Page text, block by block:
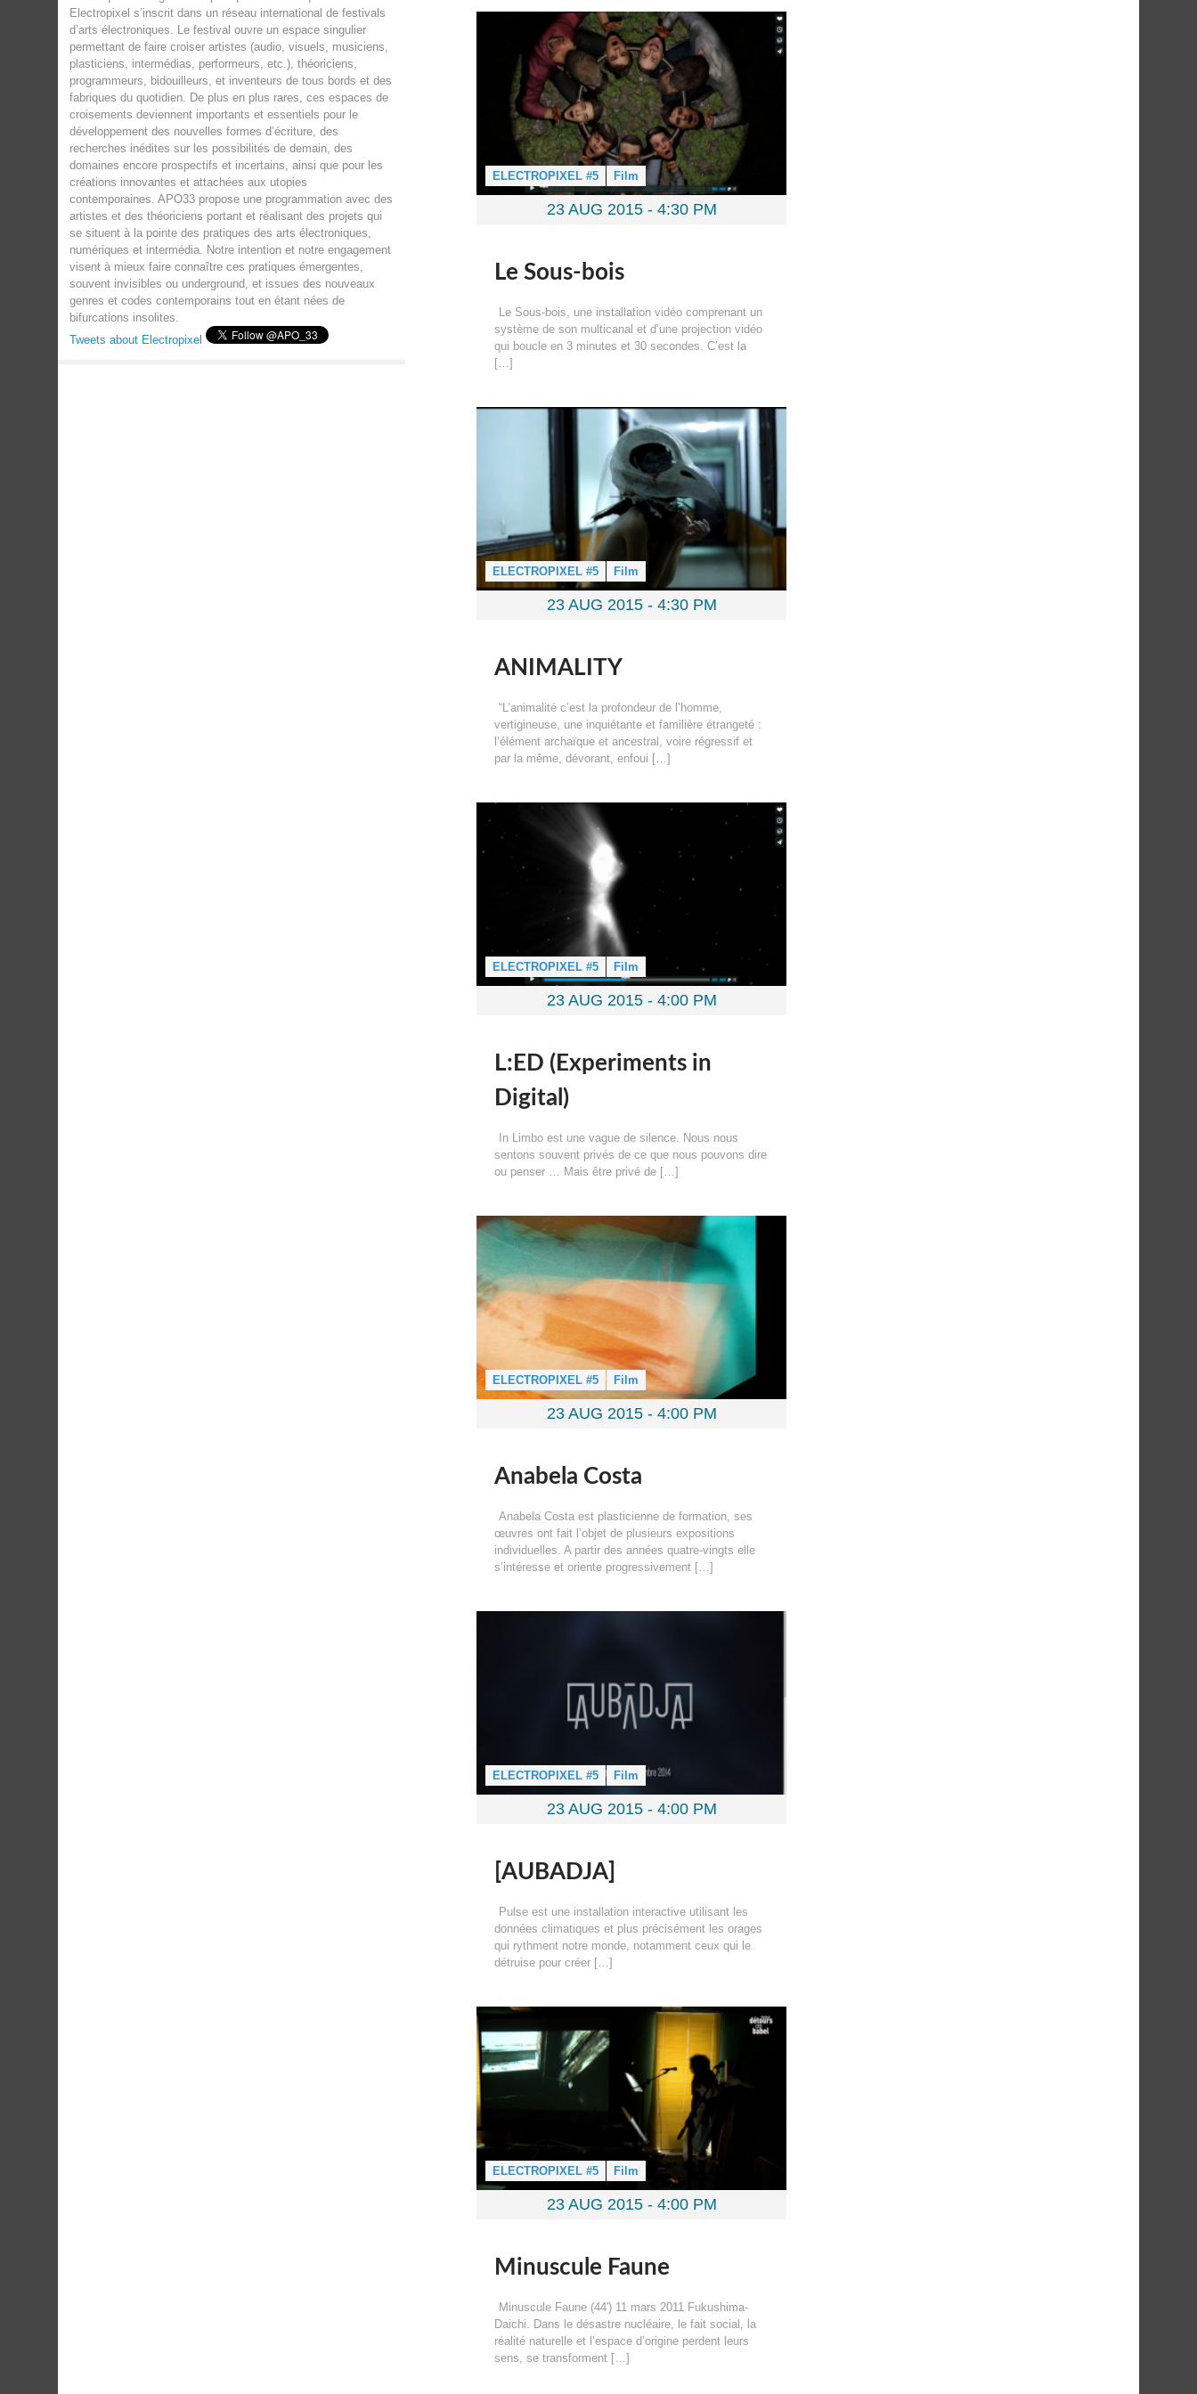
ELECTROPIXEL #5 Film
23 AUG 2015 - 4:30 PM
Le Sous-bois
Le Sous-bois, une installation vidéo comprenant un
système de son multicanal et d’une projection vidéo
qui boucle en 3 minutes et 30 secondes. C’est la
[…]
ELECTROPIXEL #5 Film
23 AUG 2015 - 4:30 PM
ANIMALITY
“L’animalité c’est la profondeur de l’homme,
vertigineuse, une inquiétante et familière étrangeté :
l’élément archaïque et ancestral, voire régressif et
par la même, dévorant, enfoui […]
ELECTROPIXEL #5 Film
23 AUG 2015 - 4:00 PM
L:ED (Experiments in
Digital)
In Limbo est une vague de silence. Nous nous
sentons souvent privés de ce que nous pouvons dire
ou penser … Mais être privé de […]
ELECTROPIXEL #5 Film
23 AUG 2015 - 4:00 PM
Anabela Costa
Anabela Costa est plasticienne de formation, ses
œuvres ont fait l’objet de plusieurs expositions
individuelles. A partir des années quatre-vingts elle
s’intéresse et oriente progressivement […]
ELECTROPIXEL #5 Film
23 AUG 2015 - 4:00 PM
[AUBADJA]
Pulse est une installation interactive utilisant les
données climatiques et plus précisément les orages
qui rythment notre monde, notamment ceux qui le
détruise pour créer […]
ELECTROPIXEL #5 Film
23 AUG 2015 - 4:00 PM
Minuscule Faune
Minuscule Faune (44′) 11 mars 2011 Fukushima-
Daichi. Dans le désastre nucléaire, le fait social, la
réalité naturelle et l’espace d’origine perdent leurs
sens, se transforment […]
Electropixel s’inscrit dans un réseau international de festivals
d’arts électroniques. Le festival ouvre un espace singulier
permettant de faire croiser artistes (audio, visuels, musiciens,
plasticiens, intermédias, performeurs, etc.), théoriciens,
programmeurs, bidouilleurs, et inventeurs de tous bords et des
fabriques du quotidien. De plus en plus rares, ces espaces de
croisements deviennent importants et essentiels pour le
développement des nouvelles formes d’écriture, des
recherches inédites sur les possibilités de demain, des
domaines encore prospectifs et incertains, ainsi que pour les
créations innovantes et attachées aux utopies
contemporaines. APO33 propose une programmation avec des
artistes et des théoriciens portant et réalisant des projets qui
se situent à la pointe des pratiques des arts électroniques,
numériques et intermédia. Notre intention et notre engagement
visent à mieux faire connaître ces pratiques émergentes,
souvent invisibles ou underground, et issues des nouveaux
genres et codes contemporains tout en étant nées de
bifurcations insolites.
Tweets about Electropixel